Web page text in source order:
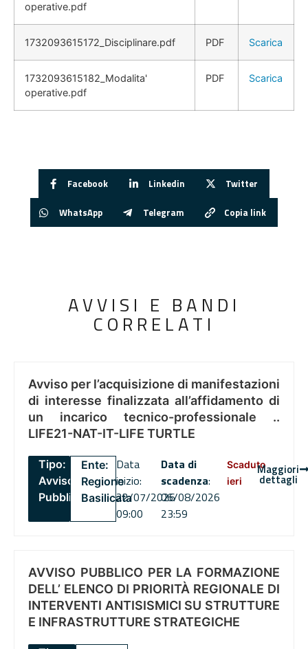
operative.pdf
1732093615172_Disciplinare.pdf PDF Scarica
1732093615182_Modalita'
operative.pdf
PDF Scarica
Facebook Linkedin Twitter
WhatsApp Telegram Copia link
AVVISI E BANDI
CORRELATI
Avviso per l’acquisizione di manifestazioni
di interesse finalizzata all’affidamento di
un incarico tecnico-professionale ..
LIFE21-NAT-IT-LIFE TURTLE
Tipo:
Avviso
Pubblico
Ente:
Regione
Basilicata
Data
inizio:
22/07/2026
09:00
Data di
scadenza:
06/08/2026
23:59
Scaduto
ieri
Maggiori
dettagli
AVVISO PUBBLICO PER LA FORMAZIONE
DELL’ ELENCO DI PRIORITÀ REGIONALE DI
INTERVENTI ANTISISMICI SU STRUTTURE
E INFRASTRUTTURE STRATEGICHE